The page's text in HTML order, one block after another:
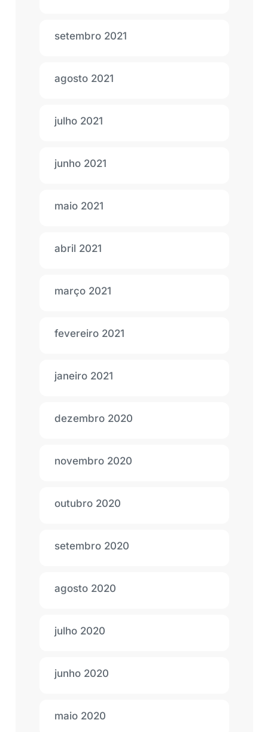
setembro 2021
agosto 2021
julho 2021
junho 2021
maio 2021
abril 2021
março 2021
fevereiro 2021
janeiro 2021
dezembro 2020
novembro 2020
outubro 2020
setembro 2020
agosto 2020
julho 2020
junho 2020
maio 2020